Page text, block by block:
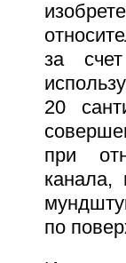
за
20
при
канала,
по